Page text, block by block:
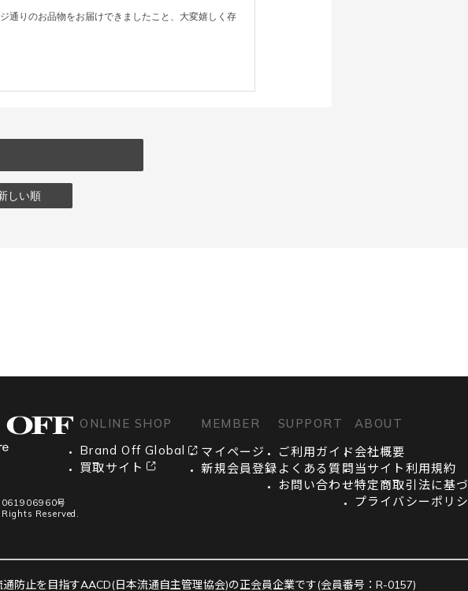
通りのお品物をお届けできましたこと、大変嬉しく存
しい順
号
Reserved.
ONLINE SHOP
Brand Off Global
買取サイト
MEMBER
マイページ
新規会員登録
SUPPORT
ご利用ガイド
よくある質問
お問い合わせ
ABOUT
会社概要
当サイト利用規約
特定商取引法に基
プライバシーポリ
防止を目指すAACD(日本流通自主管理協会)の正会員企業です(会員番号：R-0157)